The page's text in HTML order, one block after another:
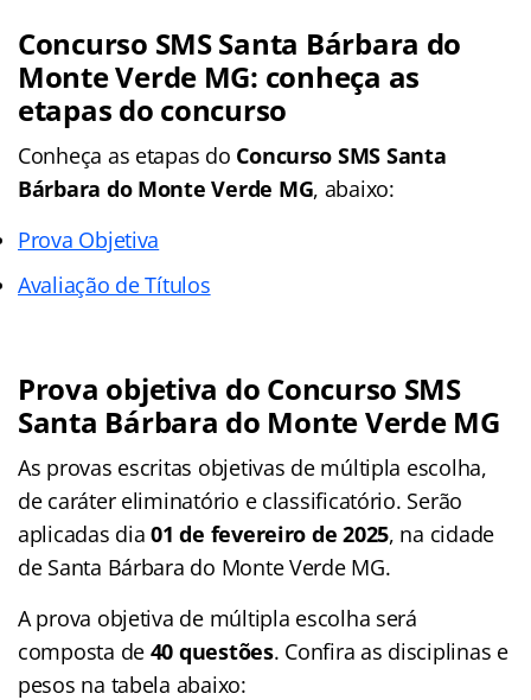
Concurso SMS Santa Bárbara do
Monte Verde MG: conheça as
etapas do concurso
Conheça as etapas do Concurso SMS Santa
Bárbara do Monte Verde MG, abaixo:
Prova Objetiva
Avaliação de Títulos
Prova objetiva do Concurso SMS
Santa Bárbara do Monte Verde MG
As provas escritas objetivas de múltipla escolha,
de caráter eliminatório e classificatório. Serão
aplicadas dia 01 de fevereiro de 2025, na cidade
de Santa Bárbara do Monte Verde MG.
A prova objetiva de múltipla escolha será
composta de 40 questões. Confira as disciplinas e
pesos na tabela abaixo: